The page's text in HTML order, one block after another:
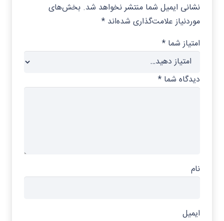
نشانی ایمیل شما منتشر نخواهد شد. بخش‌های
موردنیاز علامت‌گذاری شده‌اند *
امتیاز شما *
دیدگاه شما *
نام
ایمیل